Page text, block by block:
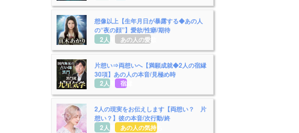
想像以上【生年月日が暴露する◆あの人
の“夜の顔”】愛欲/性癖/期待
2人用
あの人の愛欲
片想い⇒両想いへ【満願成就◆2人の宿縁
30項】あの人の本音/見極め時
2人用 宿縁
2人の現実をお伝えします【両想い？ 片
想い？】彼の本音/次行動/終
2人用
あの人の気持ち